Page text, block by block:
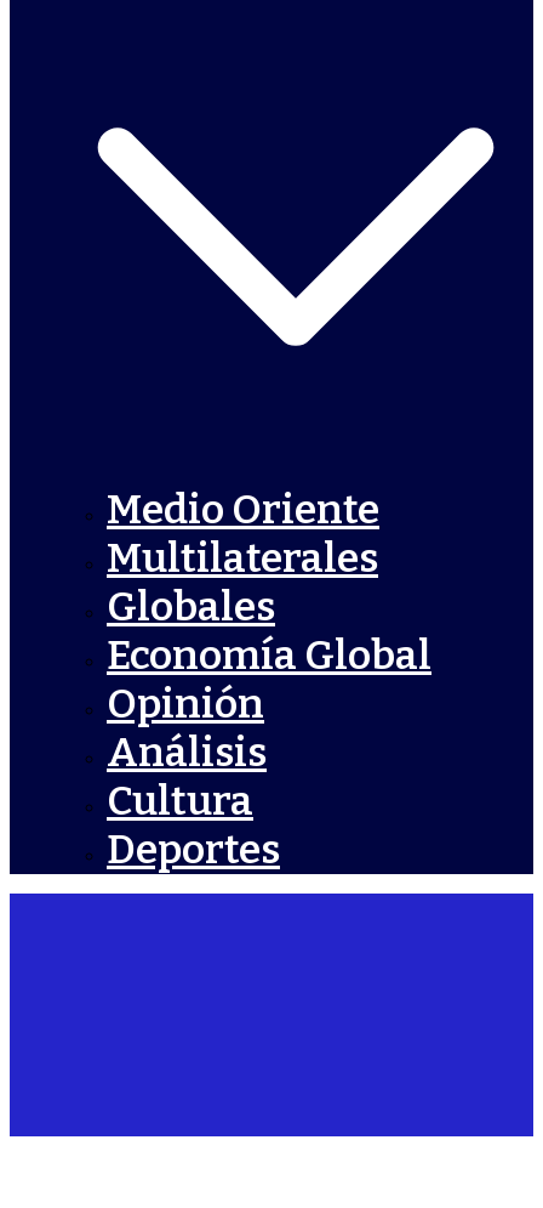
Medio Oriente
Multilaterales
Globales
Economía Global
Opinión
Análisis
Cultura
Deportes